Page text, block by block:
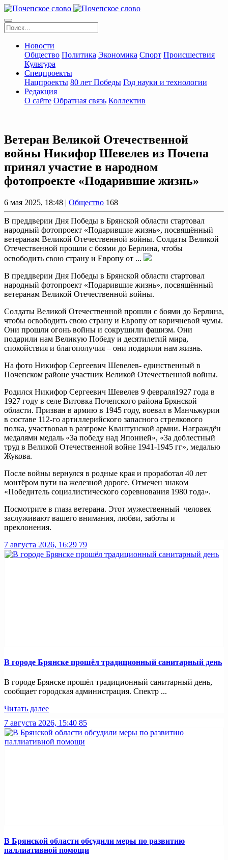
Новости
Общество Политика Экономика Спорт Происшествия
Культура
Спецпроекты
Нацпроекты 80 лет Победы Год науки и технологии
Редакция
О сайте Обратная связь Коллектив
Ветеран Великой Отечественной
войны Никифор Шевелев из Почепа
принял участие в народном
фотопроекте «Подарившие жизнь»
6 мая 2025, 18:48 | Общество 168
В преддверии Дня Победы в Брянской области стартовал
народный фотопроект «Подарившие жизнь», посвящённый
ветеранам Великой Отечественной войны. Солдаты Великой
Отечественной прошли с боями до Берлина, чтобы
освободить свою страну и Европу от ...
В преддверии Дня Победы в Брянской области стартовал
народный фотопроект «Подарившие жизнь», посвящённый
ветеранам Великой Отечественной войны.
Солдаты Великой Отечественной прошли с боями до Берлина,
чтобы освободить свою страну и Европу от коричневой чумы.
Они прошли огонь войны и сокрушили фашизм. Они
подарили нам Великую Победу и десятилетий мира,
спокойствия и благополучия – они подарили нам жизнь.
На фото Никифор Сергеевич Шевелев- единственный в
Почепском районе участник Великой Отечественной войны.
Родился Никифор Сергеевич Шевелев 9 февраля1927 года в
1927 году в селе Витовка Почепского района Брянской
области. Призван в армию в 1945 году, воевал в Манчьжурии
в составе 112-го артиллерийского запасного стрелкового
полка, участвовал в разгроме Квантунской армии. Награждён
медалями медаль «За победу над Японией», «За доблестный
труд в Великой Отечественной войне 1941-1945 гг», медалью
Жукова.
После войны вернулся в родные края и проработал 40 лет
монтёром пути на железной дороге. Отмечен знаком
«Победитель социалистического соревнования 1980 года».
Посмотрите в глаза ветерана. Этот мужественный человек
заслуживают вашего внимания, любви, заботы и
преклонения.
7 августа 2026, 16:29 79
В городе Брянске прошёл традиционный санитарный день
В городе Брянске прошёл традиционный санитарный день,
сообщает городская администрация. Спектр ...
Читать далее
7 августа 2026, 15:40 85
В Брянской области обсудили меры по развитию
паллиативной помощи